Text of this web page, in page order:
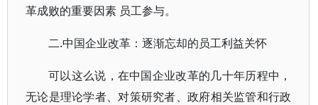
革成败的重要因素 员工参与。
二.中国企业改革：逐渐忘却的员工利益关怀
可以这么说，在中国企业改革的几十年历程中，
无论是理论学者、对策研究者、政府相关监管和行政